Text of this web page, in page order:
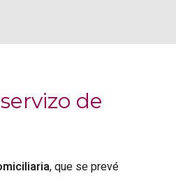
de
, que se prevé